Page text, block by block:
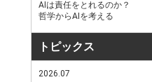
AIは責任をとれるのか？
哲学からAIを考える
トピックス
2026.07